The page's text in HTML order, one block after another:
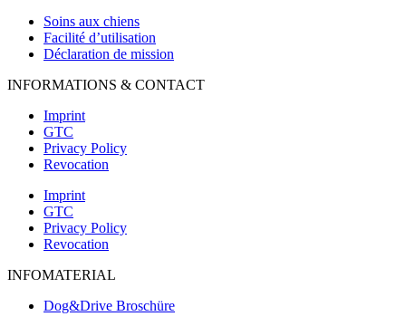
Soins aux chiens
Facilité d’utilisation
Déclaration de mission
INFORMATIONS & CONTACT
Imprint
GTC
Privacy Policy
Revocation
Imprint
GTC
Privacy Policy
Revocation
INFOMATERIAL
Dog&Drive Broschüre